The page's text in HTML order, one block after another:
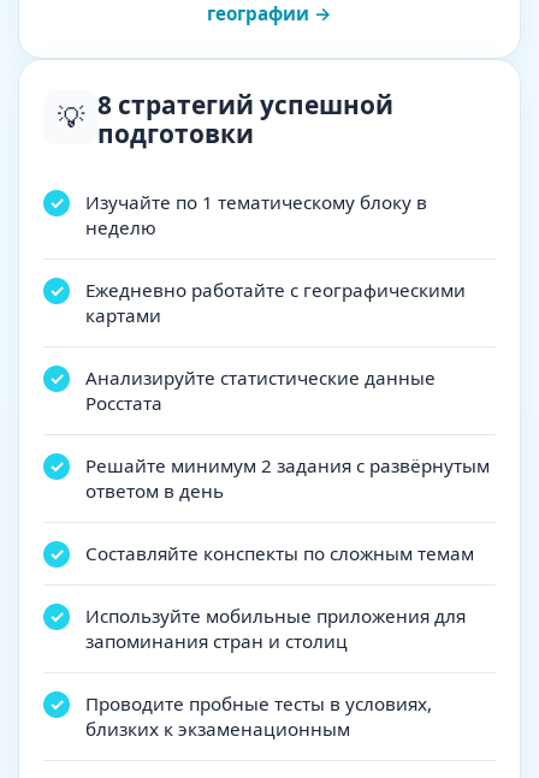
географии →
💡 8 стратегий успешной
подготовки
Изучайте по 1 тематическому блоку в
неделю
Ежедневно работайте с географическими
картами
Анализируйте статистические данные
Росстата
Решайте минимум 2 задания с развёрнутым
ответом в день
Составляйте конспекты по сложным темам
Используйте мобильные приложения для
запоминания стран и столиц
Проводите пробные тесты в условиях,
близких к экзаменационным